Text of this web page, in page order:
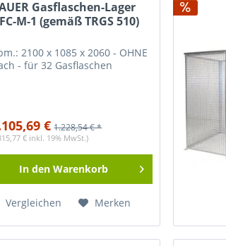
Gasflaschen-Lager
M-1 (gemäß TRGS 510)
2100 x 1085 x 2060 - OHNE
- für 32 Gasflaschen
€ 1.228,54 € *
€ inkl. 19% MwSt.)
In den Warenkorb
Vergleichen Merken